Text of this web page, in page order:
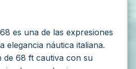
es una de las expresiones
elegancia náutica italiana.
de 68 ft cautiva con su